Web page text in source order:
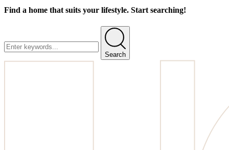
Find a home that suits your lifestyle. Start searching!
Search